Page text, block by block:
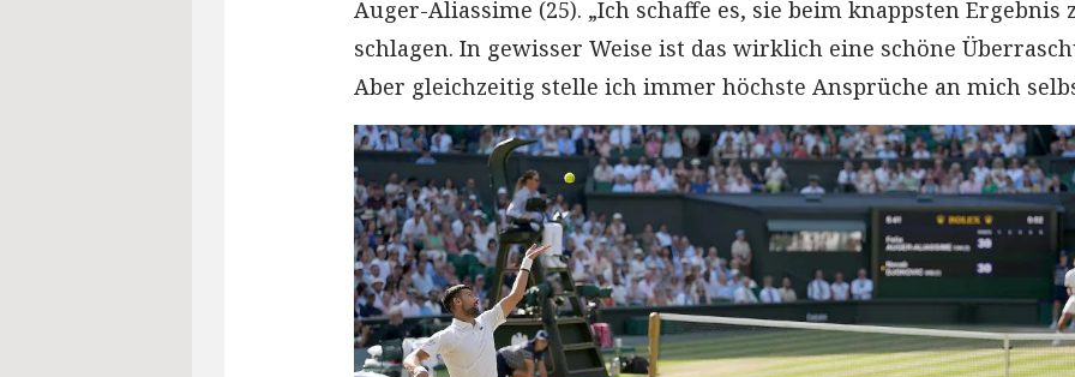
Auger-Aliassime (25). „Ich schaffe es, sie beim knappsten Ergebnis
schlagen. In gewisser Weise ist das wirklich eine schöne
Aber gleichzeitig stelle ich immer höchste Ansprüche an mich